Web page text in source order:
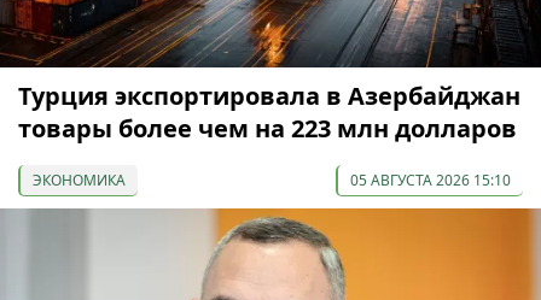
Турция экспортировала в Азербайджан
товары более чем на 223 млн долларов
ЭКОНОМИКА 05 АВГУСТА 2026 15:10